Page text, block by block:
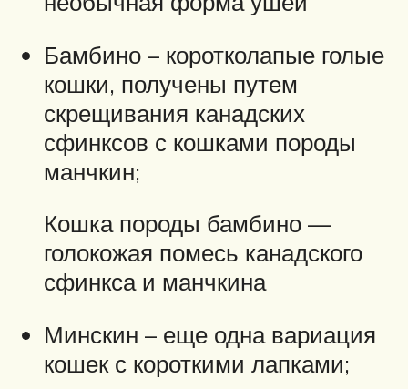
Бамбино – коротколапые голые
кошки, получены путем
скрещивания канадских
сфинксов с кошками породы
манчкин;
Кошка породы бамбино —
голокожая помесь канадского
сфинкса и манчкина
Минскин – еще одна вариация
кошек с короткими лапками;